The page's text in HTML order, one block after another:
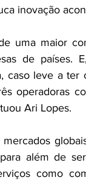
inovação
uma maior
de países.
leve a ter
operadoras
Ari Lopes.
além de
como